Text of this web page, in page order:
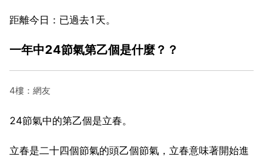
距離今日：已過去1天。
一年中24節氣第乙個是什麼？？
4樓：網友
24節氣中的第乙個是立春。
立春是二十四個節氣的頭乙個節氣，立春意味著開始進